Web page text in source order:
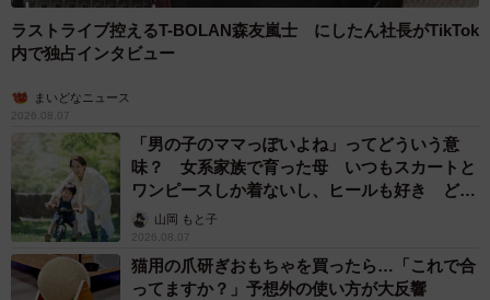
ラストライブ控えるT-BOLAN森友嵐士 にしたん社長がTikTok
内で独占インタビュー
まいどなニュース
2026.08.07
「男の子のママっぽいよね」ってどういう意
味？ 女系家族で育った母 いつもスカートと
ワンピースしか着ないし、ヒールも好き どの
へんが…
山岡 もと子
2026.08.07
猫用の爪研ぎおもちゃを買ったら…「これで合
ってますか？」予想外の使い方が大反響